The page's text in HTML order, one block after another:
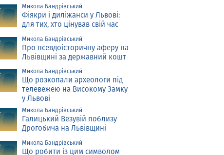
Микола Бандрівський
Фіякри і диліжанси у Львові:
для тих, хто цінував свій час
Микола Бандрівський
Про псевдоісторичну аферу на
Львівщині за державний кошт
Микола Бандрівський
Що розкопали археологи під
телевежею на Високому Замку
у Львові
Микола Бандрівський
Галицький Везувій поблизу
Дрогобича на Львівщині
Микола Бандрівський
Що робити із цим символом